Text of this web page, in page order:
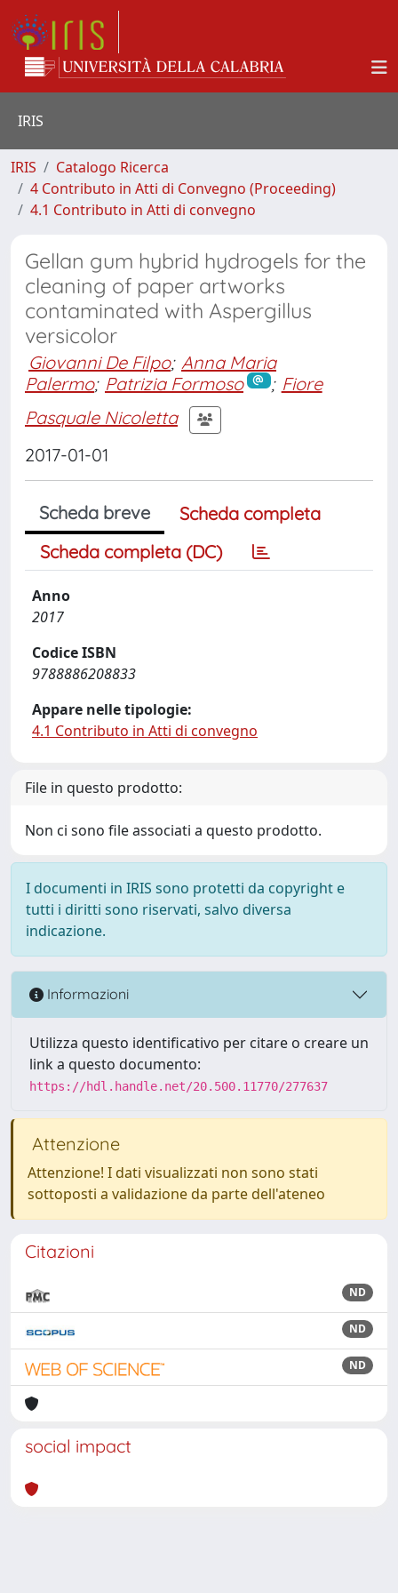
IRIS
IRIS
Catalogo Ricerca
4 Contributo in Atti di Convegno (Proceeding)
4.1 Contributo in Atti di convegno
Gellan gum hybrid hydrogels for the
cleaning of paper artworks
contaminated with Aspergillus
versicolor
Giovanni De Filpo; Anna Maria
Palermo; Patrizia Formoso ; Fiore
Pasquale Nicoletta
2017-01-01
Scheda breve
Scheda completa
Scheda completa (DC)
Anno
2017
Codice ISBN
9788886208833
Appare nelle tipologie:
4.1 Contributo in Atti di convegno
File in questo prodotto:
Non ci sono file associati a questo prodotto.
I documenti in IRIS sono protetti da copyright e
tutti i diritti sono riservati, salvo diversa
indicazione.
Informazioni
Utilizza questo identificativo per citare o creare un
link a questo documento:
https://hdl.handle.net/20.500.11770/277637
Attenzione
Attenzione! I dati visualizzati non sono stati
sottoposti a validazione da parte dell'ateneo
Citazioni
ND
ND
ND
social impact